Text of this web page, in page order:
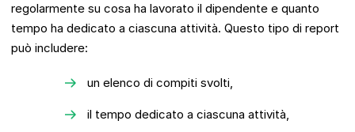
regolarmente su cosa ha lavorato il dipendente e quanto
tempo ha dedicato a ciascuna attività. Questo tipo di report
può includere:
un elenco di compiti svolti,
il tempo dedicato a ciascuna attività,